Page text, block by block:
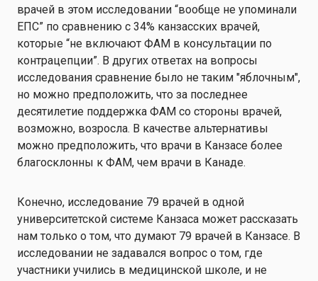
врачей в этом исследовании “вообще не упоминали
ЕПС” по сравнению с 34% канзасских врачей,
которые “не включают ФАМ в консультации по
контрацепции”. В других ответах на вопросы
исследования сравнение было не таким "яблочным",
но можно предположить, что за последнее
десятилетие поддержка ФАМ со стороны врачей,
возможно, возросла. В качестве альтернативы
можно предположить, что врачи в Канзасе более
благосклонны к ФАМ, чем врачи в Канаде.
Конечно, исследование 79 врачей в одной
университетской системе Канзаса может рассказать
нам только о том, что думают 79 врачей в Канзасе. В
исследовании не задавался вопрос о том, где
участники учились в медицинской школе, и не